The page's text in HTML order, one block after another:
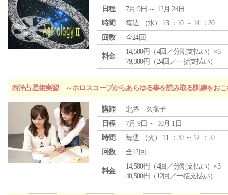
日程
7月 9日 ～ 12月 24日
時間
毎週 （水） 13 ：10 ～ 14 ：30
回数
全24回
料金
14,580円（4回／分割支払い）×6
79,380円（24回／一括支払い）
西洋占星術実習 ～ホロスコープからあらゆる事を読み取る訓練をおこ
講師
北路 久御子
日程
7月 9日 ～ 10月 1日
時間
毎週 （火 ） 11 ：30 ～ 12 ：50
回数
全12回
料金
14,580円（4回／分割支払い）×3
40,500円（12回／一括支払い）